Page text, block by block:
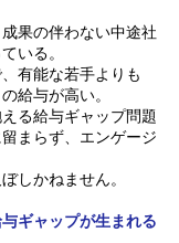
果の伴わない中途社
いる。
有能な若手よりも
給与が高い。
る給与ギャップ問題
まらず、エンゲージ
しかねません。
与ギャップが生まれる